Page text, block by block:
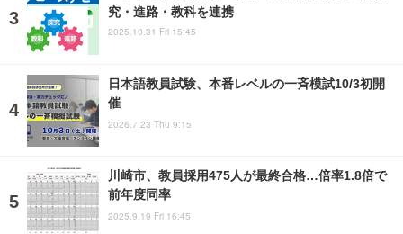
究・進路・教科を連携
2025.10.31 Fri 15:45
日本語教員試験、本番レベルの一斉模試10/3初開
催
2026.7.23 Thu 9:15
川崎市、教員採用475人が最終合格…倍率1.8倍で
前年度同率
2025.9.19 Fri 16:45